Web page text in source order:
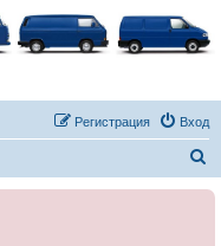
Вход
Регистрация